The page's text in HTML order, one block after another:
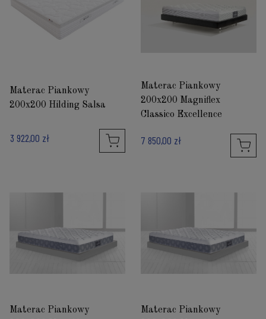
Materac Piankowy
200x200 Hilding Salsa
3 922,00 zł
Materac Piankowy
200x200 Magniflex
Classico Excellence
7 850,00 zł
Materac Piankowy
Materac Piankowy